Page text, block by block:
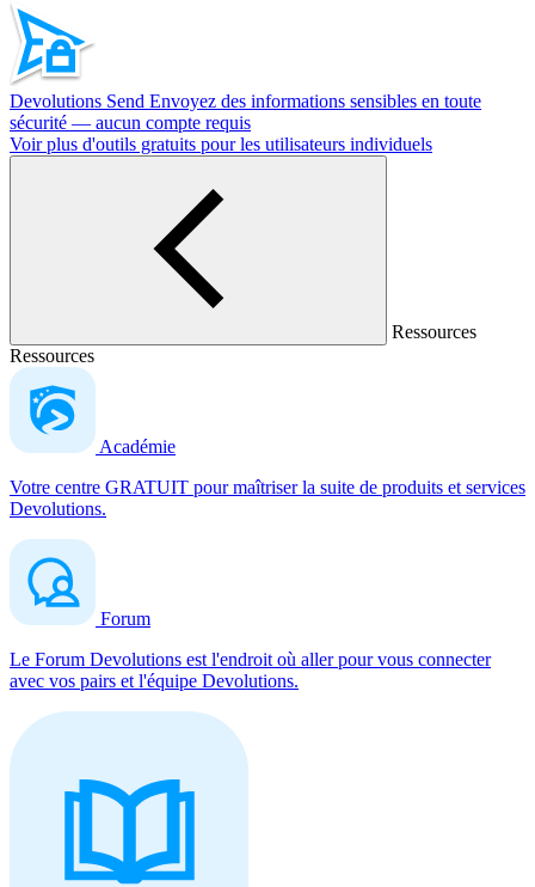
Devolutions Send Envoyez des informations sensibles en toute
sécurité — aucun compte requis
Voir plus d'outils gratuits pour les utilisateurs individuels
Ressources
Ressources
Académie
Votre centre GRATUIT pour maîtriser la suite de produits et services
Devolutions.
Forum
Le Forum Devolutions est l'endroit où aller pour vous connecter
avec vos pairs et l'équipe Devolutions.